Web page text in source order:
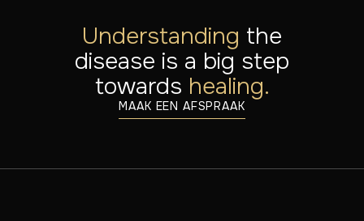
Understanding the
disease is a big step
towards healing.
MAAK EEN AFSPRAAK